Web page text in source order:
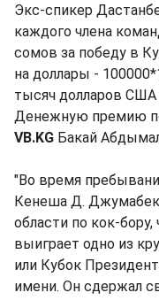
Экс-спикер
каждого члена
сомов за победу в
на доллары -
тысяч долларов
Денежную премию
VB.KG Бакай
"Во время
Кенеша Д.
области по кок-
выиграет одно из
или Кубок
имени. Он сдержал